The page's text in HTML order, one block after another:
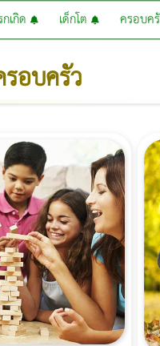
เกิด เด็กโต ครอบค
อบครัว